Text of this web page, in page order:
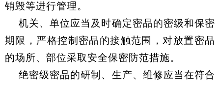
销毁等进行管理。
机关、单位应当及时确定密品的密级和保密
期限，严格控制密品的接触范围，对放置密品
的场所、部位采取安全保密防范措施。
绝密级密品的研制、生产、维修应当在符合